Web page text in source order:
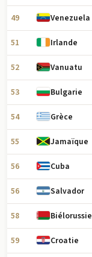
49 Venezuela
51 Irlande
52 Vanuatu
53 Bulgarie
54 Grèce
55 Jamaïque
56 Cuba
56 Salvador
58 Biélorussie
59 Croatie